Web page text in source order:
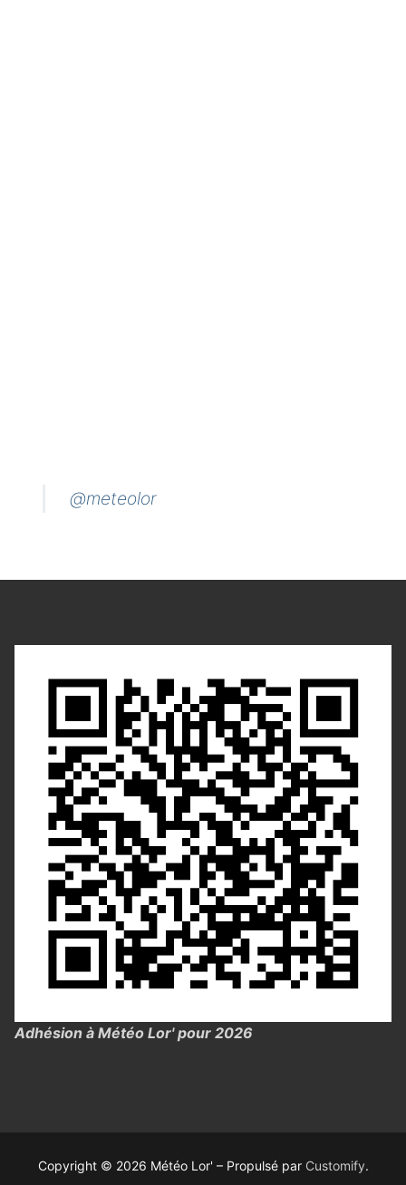
@meteolor
Adhésion à Météo Lor' pour 2026
Copyright © 2026 Météo Lor' – Propulsé par Customify.